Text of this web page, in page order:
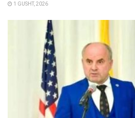
1 GUSHT, 2026